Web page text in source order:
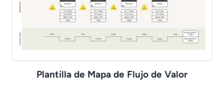
Plantilla de Mapa de Flujo de Valor